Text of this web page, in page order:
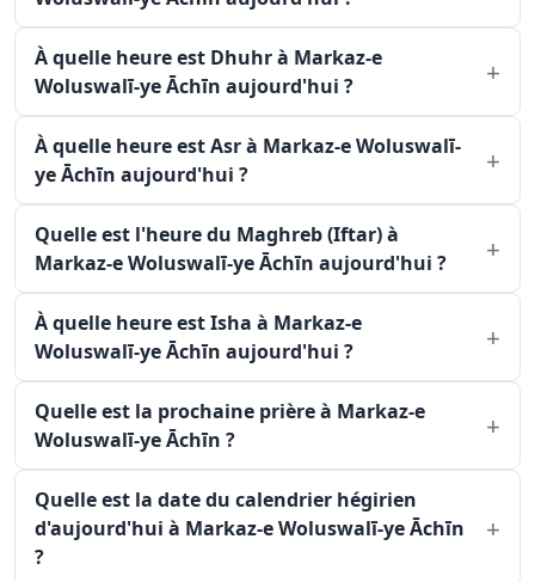
À quelle heure est Dhuhr à Markaz-e
Woluswalī-ye Āchīn aujourd'hui ?
À quelle heure est Asr à Markaz-e Woluswalī-
ye Āchīn aujourd'hui ?
Quelle est l'heure du Maghreb (Iftar) à
Markaz-e Woluswalī-ye Āchīn aujourd'hui ?
À quelle heure est Isha à Markaz-e
Woluswalī-ye Āchīn aujourd'hui ?
Quelle est la prochaine prière à Markaz-e
Woluswalī-ye Āchīn ?
Quelle est la date du calendrier hégirien
d'aujourd'hui à Markaz-e Woluswalī-ye Āchīn
?